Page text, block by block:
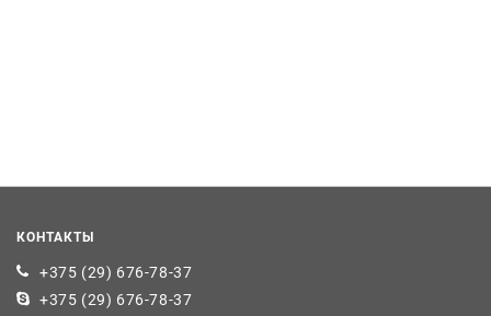
КОНТАКТЫ
+375 (29) 676-78-37
+375 (29) 676-78-37